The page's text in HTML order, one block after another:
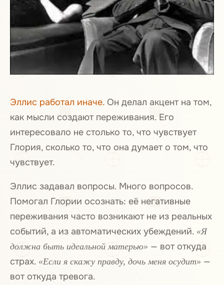
Эллис работал иначе. Он делал акцент на том,
как мысли создают переживания. Его
интересовало не столько то, что чувствует
Глория, сколько то, что она думает о том, что
чувствует.
Эллис задавал вопросы. Много вопросов.
Помогал Глории осознать: её негативные
переживания часто возникают не из реальных
событий, а из автоматических убеждений. «Я
должна быть идеальной матерью» — вот откуда
страх. «Если я скажу правду, дочь меня осудит» —
вот откуда тревога.